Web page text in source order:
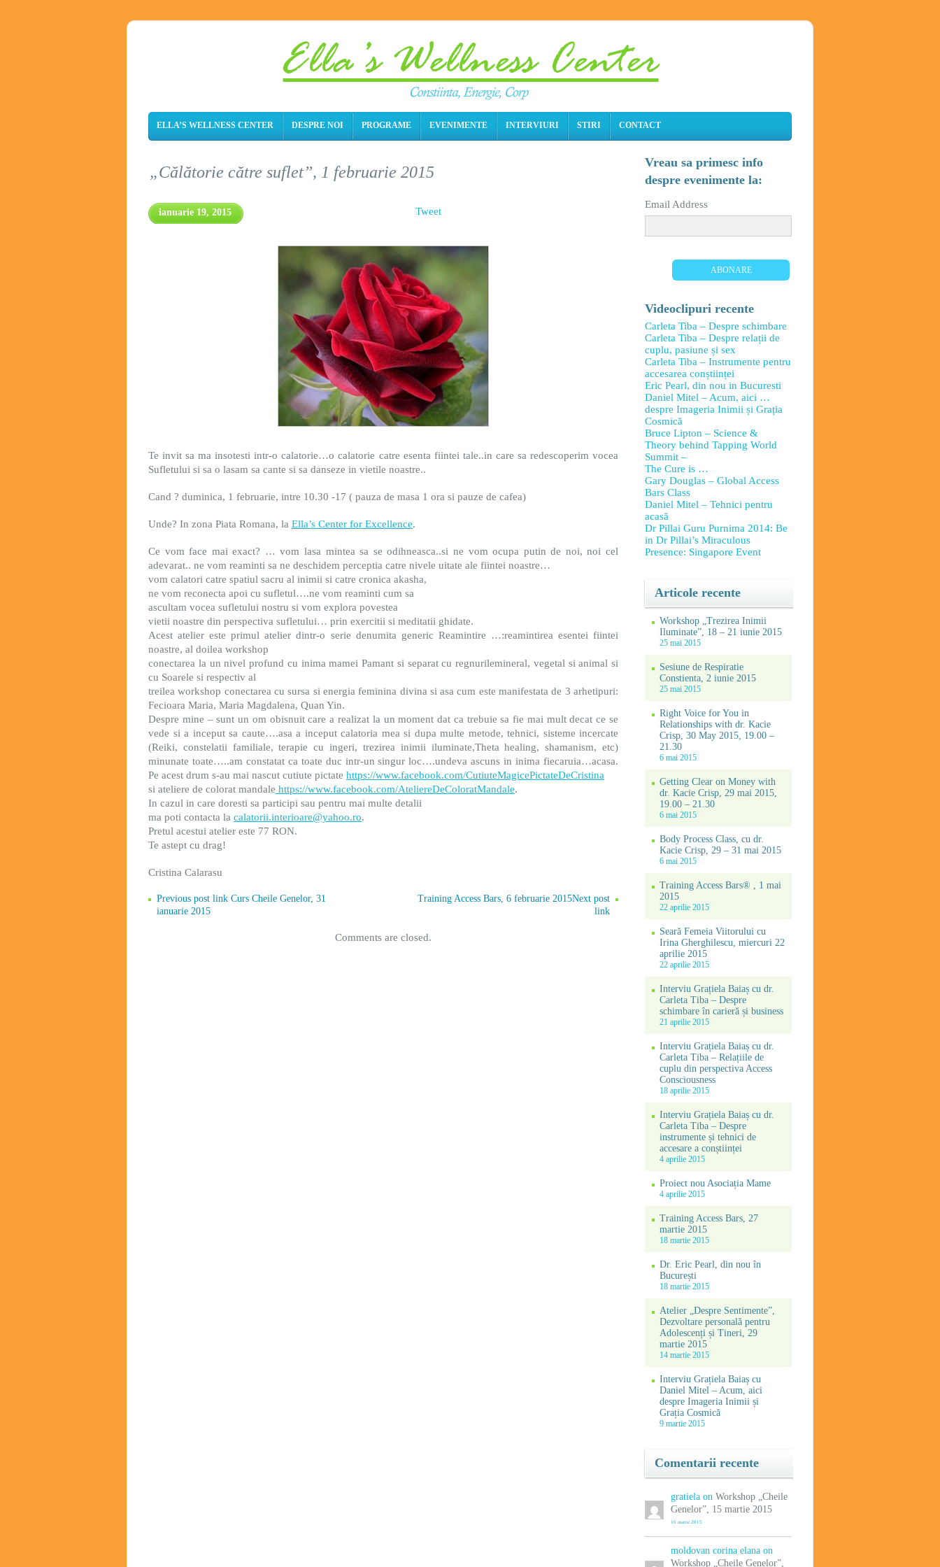
ELLA’S WELLNESS CENTER DESPRE NOI PROGRAME EVENIMENTE INTERVIURI STIRI CONTACT
Vreau sa primesc info
despre evenimente la:
Email Address
Videoclipuri recente
Carleta Tiba – Despre schimbare
Carleta Tiba – Despre relații de
cuplu, pasiune și sex
Carleta Tiba – Instrumente pentru
accesarea conștiinței
Eric Pearl, din nou in Bucuresti
Daniel Mitel – Acum, aici …
despre Imageria Inimii și Grația
Cosmică
Bruce Lipton – Science &
Theory behind Tapping World
Summit –
The Cure is …
Gary Douglas – Global Access
Bars Class
Daniel Mitel – Tehnici pentru
acasă
Dr Pillai Guru Purnima 2014: Be
in Dr Pillai’s Miraculous
Presence: Singapore Event
Articole recente
Workshop „Trezirea Inimii
Iluminate”, 18 – 21 iunie 2015
25 mai 2015
Sesiune de Respiratie
Constienta, 2 iunie 2015
25 mai 2015
Right Voice for You in
Relationships with dr. Kacie
Crisp, 30 May 2015, 19.00 –
21.30
6 mai 2015
Getting Clear on Money with
dr. Kacie Crisp, 29 mai 2015,
19.00 – 21.30
6 mai 2015
Body Process Class, cu dr.
Kacie Crisp, 29 – 31 mai 2015
6 mai 2015
Training Access Bars® , 1 mai
2015
22 aprilie 2015
Seară Femeia Viitorului cu
Irina Gherghilescu, miercuri 22
aprilie 2015
22 aprilie 2015
Interviu Grațiela Baiaș cu dr.
Carleta Tiba – Despre
schimbare în carieră și business
21 aprilie 2015
Interviu Grațiela Baiaș cu dr.
Carleta Tiba – Relațiile de
cuplu din perspectiva Access
Consciousness
18 aprilie 2015
Interviu Grațiela Baiaș cu dr.
Carleta Tiba – Despre
instrumente și tehnici de
accesare a conștiinței
4 aprilie 2015
Proiect nou Asociația Mame
4 aprilie 2015
Training Access Bars, 27
martie 2015
18 martie 2015
Dr. Eric Pearl, din nou în
București
18 martie 2015
Atelier „Despre Sentimente”,
Dezvoltare personală pentru
Adolescenți și Tineri, 29
martie 2015
14 martie 2015
Interviu Grațiela Baiaș cu
Daniel Mitel – Acum, aici
despre Imageria Inimii și
Grația Cosmică
9 martie 2015
Comentarii recente
gratiela on Workshop „Cheile
Genelor”, 15 martie 2015
10 martie 2015
moldovan corina elana on
Workshop „Cheile Genelor”,
„Călătorie către suflet”, 1 februarie 2015
ianuarie 19, 2015 Tweet
Te invit sa ma insotesti intr-o calatorie…o calatorie catre esenta fiintei tale..in care sa redescoperim vocea
Sufletului si sa o lasam sa cante si sa danseze in vietile noastre..
Cand ? duminica, 1 februarie, intre 10.30 -17 ( pauza de masa 1 ora si pauze de cafea)
Unde? In zona Piata Romana, la Ella’s Center for Excellence.
Ce vom face mai exact? … vom lasa mintea sa se odihneasca..si ne vom ocupa putin de noi, noi cel
adevarat.. ne vom reaminti sa ne deschidem perceptia catre nivele uitate ale fiintei noastre…
vom calatori catre spatiul sacru al inimii si catre cronica akasha,
ne vom reconecta apoi cu sufletul….ne vom reaminti cum sa
ascultam vocea sufletului nostru si vom explora povestea
vietii noastre din perspectiva sufletului… prin exercitii si meditatii ghidate.
Acest atelier este primul atelier dintr-o serie denumita generic Reamintire …:reamintirea esentei fiintei
noastre, al doilea workshop
conectarea la un nivel profund cu inima mamei Pamant si separat cu regnurilemineral, vegetal si animal si
cu Soarele si respectiv al
treilea workshop conectarea cu sursa si energia feminina divina si asa cum este manifestata de 3 arhetipuri:
Fecioara Maria, Maria Magdalena, Quan Yin.
Despre mine – sunt un om obisnuit care a realizat la un moment dat ca trebuie sa fie mai mult decat ce se
vede si a inceput sa caute….asa a inceput calatoria mea si dupa multe metode, tehnici, sisteme incercate
(Reiki, constelatii familiale, terapie cu ingeri, trezirea inimii iluminate,Theta healing, shamanism, etc)
minunate toate…..am constatat ca toate duc intr-un singur loc….undeva ascuns in inima fiecaruia…acasa.
Pe acest drum s-au mai nascut cutiute pictate https://www.facebook.com/CutiuteMagicePictateDeCristina
si ateliere de colorat mandale https://www.facebook.com/AteliereDeColoratMandale.
In cazul in care doresti sa participi sau pentru mai multe detalii
ma poti contacta la calatorii.interioare@yahoo.ro.
Pretul acestui atelier este 77 RON.
Te astept cu drag!
Cristina Calarasu
Previous post link Curs Cheile Genelor, 31
ianuarie 2015
Training Access Bars, 6 februarie 2015Next post
link
Comments are closed.